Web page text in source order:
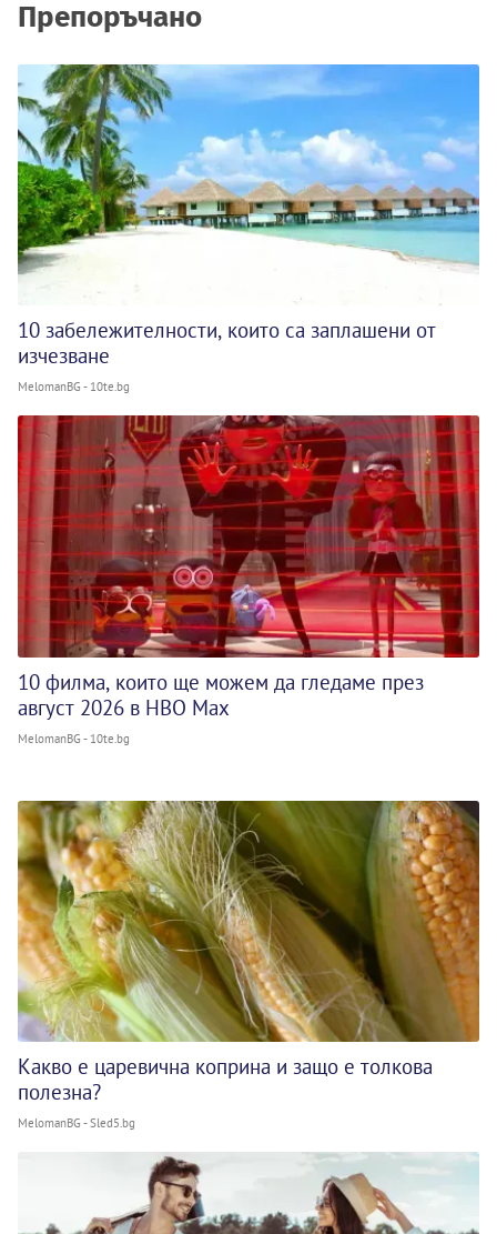
Препоръчано
10 забележителности, които са заплашени от
изчезване
MelomanBG - 10te.bg
10 филма, които ще можем да гледаме през
август 2026 в HBO Max
MelomanBG - 10te.bg
Какво е царевична коприна и защо е толкова
полезна?
MelomanBG - Sled5.bg